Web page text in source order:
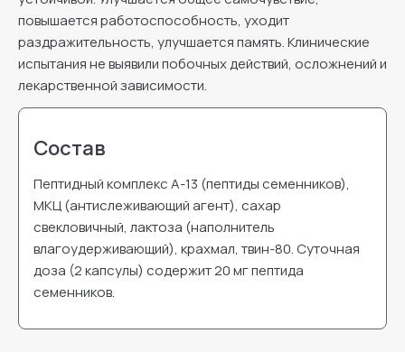
повышается работоспособность, уходит
раздражительность, улучшается память. Клинические
испытания не выявили побочных действий, осложнений и
лекарственной зависимости.
Состав
Пептидный комплекс А-13 (пептиды семенников),
МКЦ (антислеживающий агент), сахар
свекловичный, лактоза (наполнитель
влагоудерживающий), крахмал, твин-80. Суточная
доза (2 капсулы) содержит 20 мг пептида
семенников.